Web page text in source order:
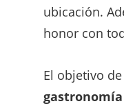
ubicación.
honor con
El objetivo